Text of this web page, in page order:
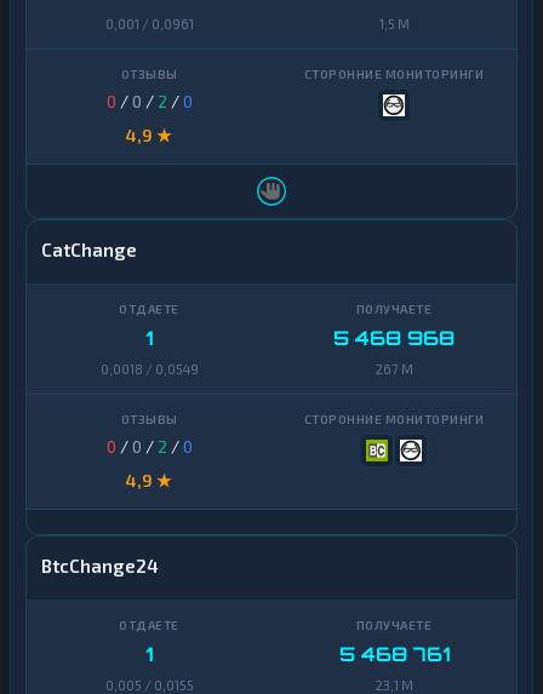
0,001 / 0,0961 1,5 M
0 / 0 / 2 /0
4,9 ★
CatChange
1
0,0018 / 0,0549
5 468 968
267 M
0 / 0 / 2 /0
4,9 ★
BtcChange24
1
0,005 / 0,0155
5 468 761
23,1 M